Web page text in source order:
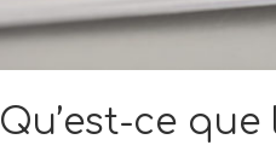
Qu’est-ce